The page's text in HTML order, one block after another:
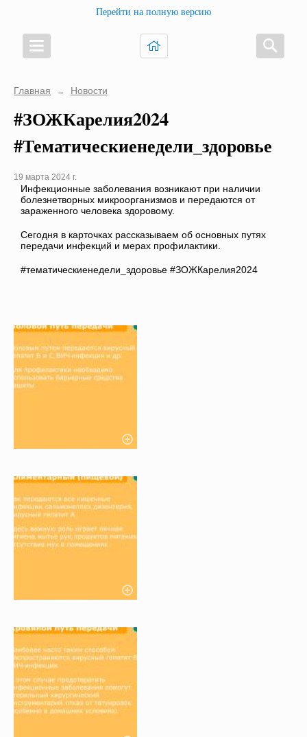
Перейти на полную версию
Главная → Новости
#ЗОЖКарелия2024
#Тематическиенедели_здоровье
19 марта 2024 г.
Инфекционные заболевания возникают при наличии
болезнетворных микроорганизмов и передаются от
зараженного человека здоровому.
Сегодня в карточках рассказываем об основных путях
передачи инфекций и мерах профилактики.
#тематическиенедели_здоровье #ЗОЖКарелия2024